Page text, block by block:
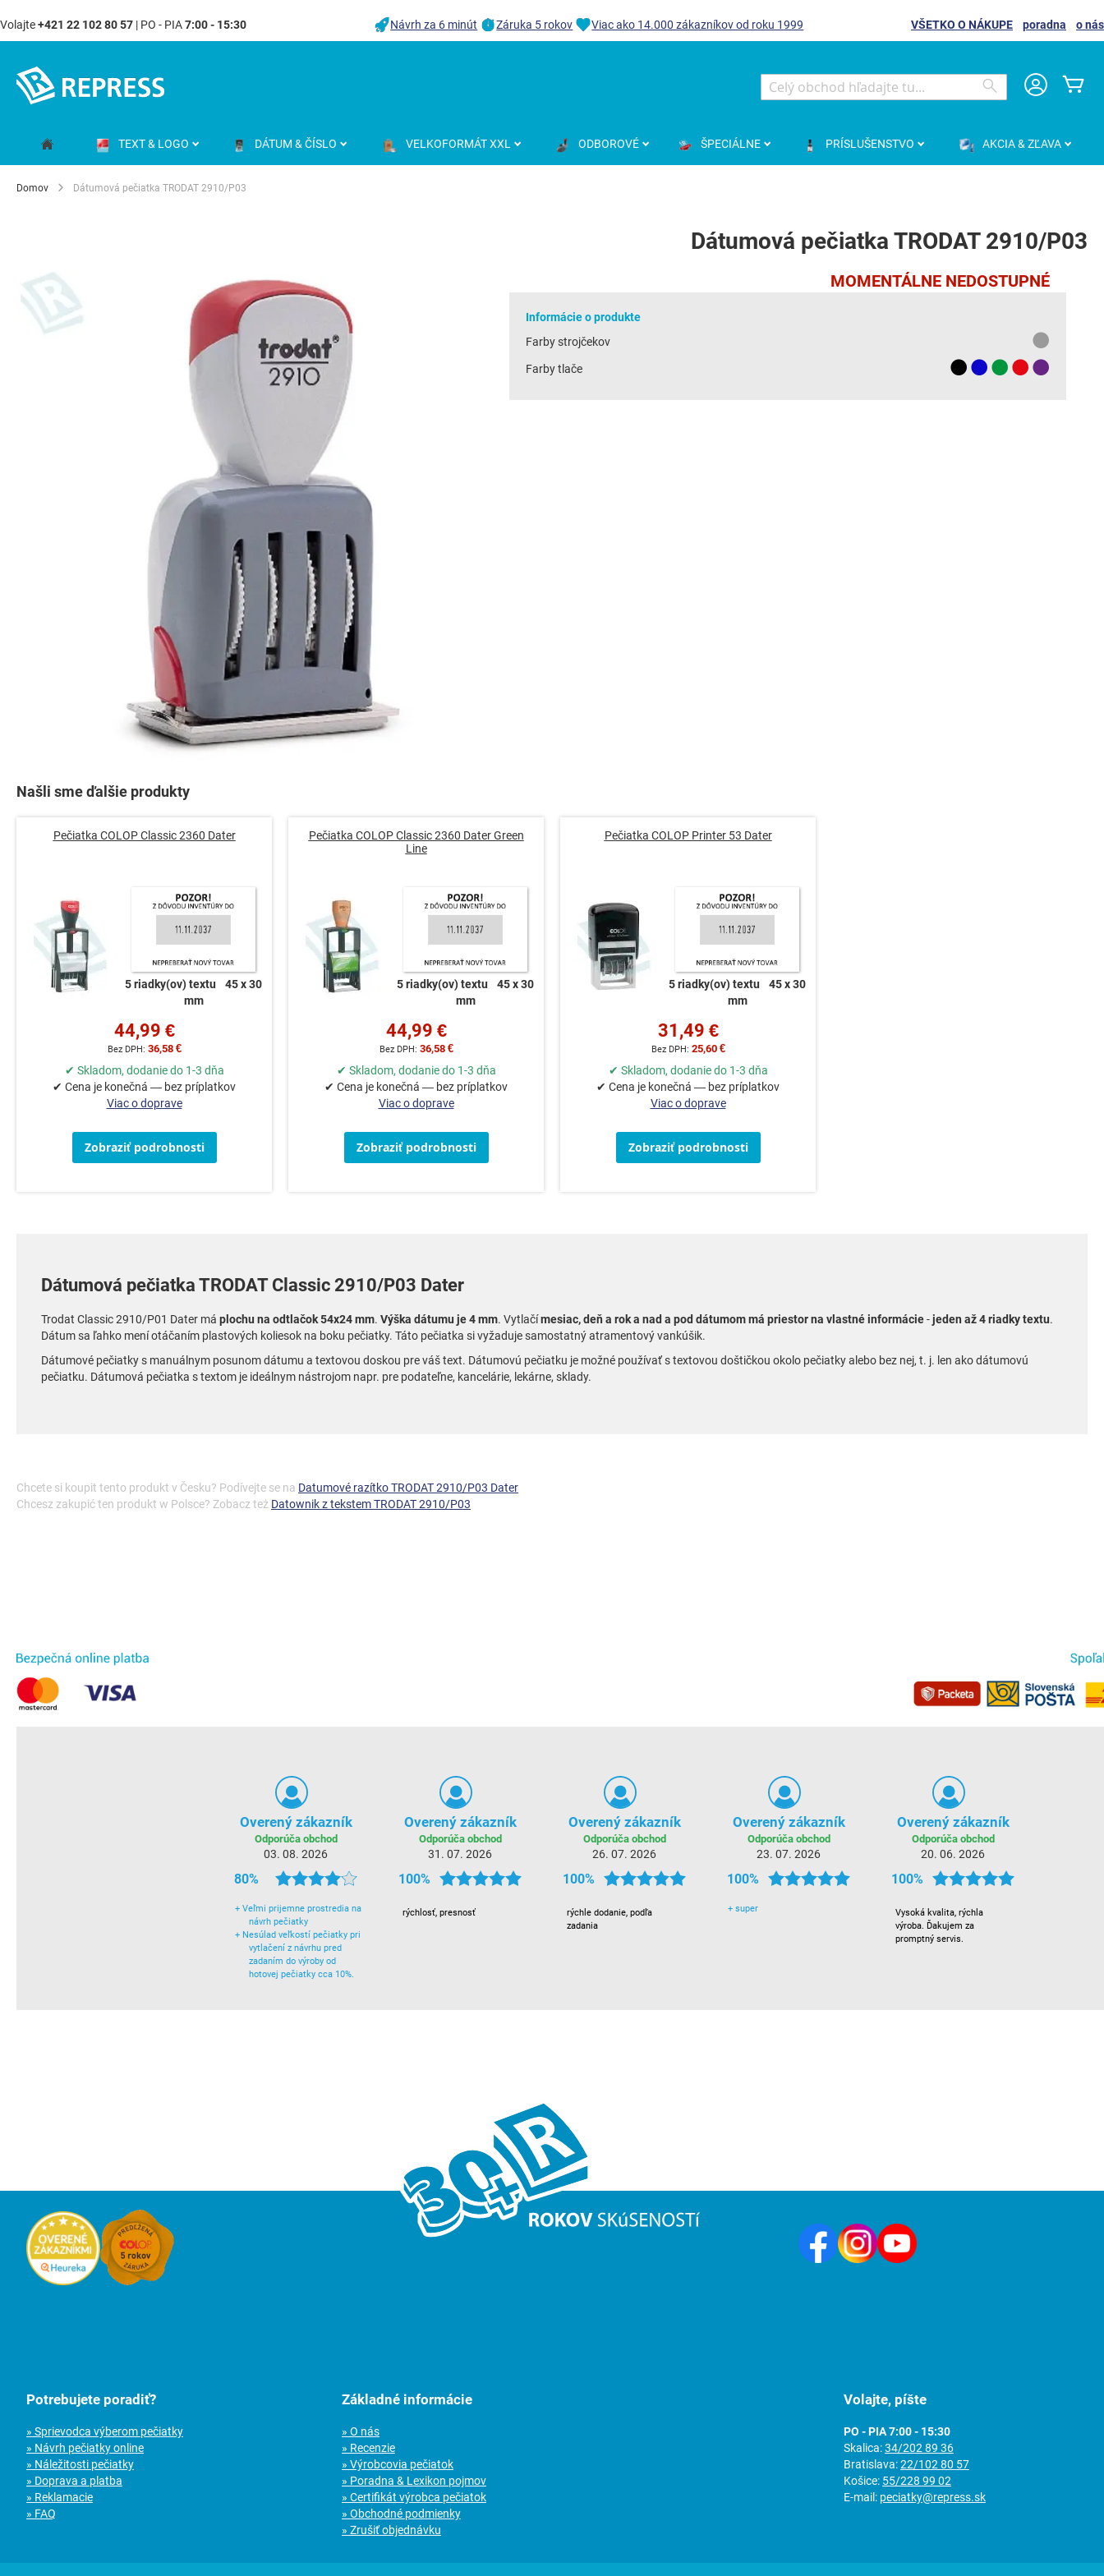
Volajte+421 22 102 80 57 | PO - PIA7:00 - 15:30 Návrh za 6 minút Záruka 5 rokov Viac ako 14.000 zákazníkov od roku 1999 VŠETKO O NÁKUPE poradna
o nás
Content
Search
TEXT & LOGO DÁTUM & ČÍSLO VELKOFORMÁT XXL ODBOROVÉ ŠPECIÁLNE PRÍSLUŠENSTVO AKCIA & ZĽAVA
Domov Dátumová pečiatka TRODAT 2910/P03
Dátumová pečiatka TRODAT 2910/P03
Preskočiť
na
obrázkov
MOMENTÁLNE NEDOSTUPNÉ
Informácie o produkte
Farby strojčekov
Farby tlače
Dátumová pečiatka TRODAT Classic 2910/P03 Dater
Trodat Classic 2910/P01 Dater má plochu na odtlačok 54x24 mm. Výška dátumu je 4 mm. Vytlačímesiac, deň a rok a nad a pod dátumom má priestor na vlastné informácie-jeden až 4 riadky textu.
Dátum sa ľahko mení otáčaním plastových koliesok na boku pečiatky. Táto pečiatka si vyžaduje samostatný atramentový vankúšik.
Dátumové pečiatky s manuálnym posunom dátumu a textovou doskou pre váš text. Dátumovú pečiatku je možné používať s textovou doštičkou okolo pečiatky alebo bez nej, t. j. len ako dátumovú
pečiatku. Dátumová pečiatka s textom je ideálnym nástrojom napr. pre podateľne, kancelárie, lekárne, sklady.
Našli sme ďalšie produkty
Pečiatka COLOP Classic 2360 Dater
5 riadky(ov) textu
45 x 30
mm
44,99 €
36,58 €
✔ Skladom, dodanie do 1-3 dňa
✔ Cena je konečná — bez príplatkov
Viac o doprave
Zobraziť podrobnosti
Pečiatka COLOP Classic 2360 Dater Green
Line
5 riadky(ov) textu
45 x 30
mm
44,99 €
36,58 €
✔ Skladom, dodanie do 1-3 dňa
✔ Cena je konečná — bez príplatkov
Viac o doprave
Zobraziť podrobnosti
Pečiatka COLOP Printer 53 Dater
5 riadky(ov) textu
45 x 30
mm
31,49 €
25,60 €
✔ Skladom, dodanie do 1-3 dňa
✔ Cena je konečná — bez príplatkov
Viac o doprave
Zobraziť podrobnosti
Chcete si koupit tento produkt v Česku? Podívejte se na Datumové razítko TRODAT 2910/P03 Dater
Chcesz zakupić ten produkt w Polsce? Zobacz też Datownik z tekstem TRODAT 2910/P03
Overený zákazník
Odporúča obchod
03. 08. 2026
80%
+ Veľmi prijemne prostredia na
návrh pečiatky
+ Nesúlad veľkostí pečiatky pri
vytlačení z návrhu pred
zadaním do výroby od
hotovej pečiatky cca 10%.
Overený zákazník
Odporúča obchod
31. 07. 2026
100%
rýchlosť, presnosť
Overený zákazník
Odporúča obchod
26. 07. 2026
100%
rýchle dodanie, podľa
zadania
Overený zákazník
Odporúča obchod
23. 07. 2026
100%
+ super
Overený zákazník
Odporúča obchod
20. 06. 2026
100%
Vysoká kvalita, rýchla
výroba. Ďakujem za
promptný servis.
Potrebujete poradiť?
» Sprievodca výberom pečiatky
» Návrh pečiatky online
» Náležitosti pečiatky
» Doprava a platba
» Reklamacie
» FAQ
Základné informácie
» O nás
» Recenzie
» Výrobcovia pečiatok
» Poradna & Lexikon pojmov
» Certifikát výrobca pečiatok
» Obchodné podmienky
» Zrušiť objednávku
Volajte, píšte
PO - PIA 7:00 - 15:30
Skalica:34/202 89 36
Bratislava:22/102 80 57
Košice: 55/228 99 02
E-mail: peciatky@repress.sk